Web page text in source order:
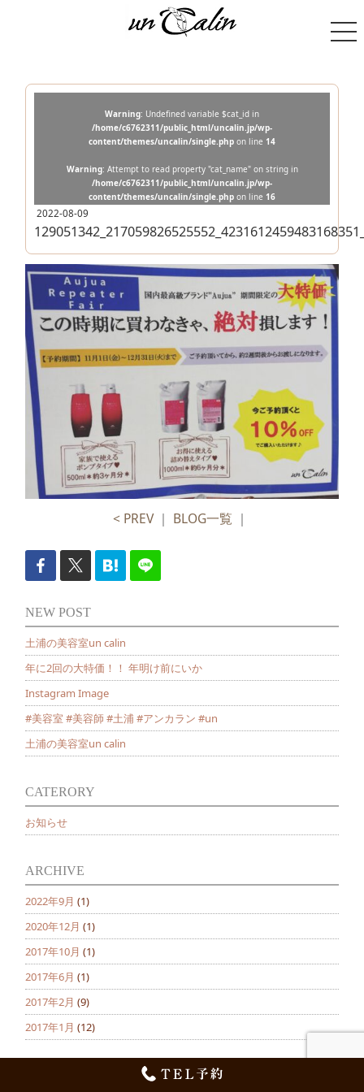
Warning: Undefined variable $cat_id in
/home/c6762311/public_html/uncalin.jp/wp-
content/themes/uncalin/single.php on line 14
Warning: Attempt to read property "cat_name" on string in
/home/c6762311/public_html/uncalin.jp/wp-
content/themes/uncalin/single.php on line 16
2022-08-09
< PREV｜ BLOG一覧 ｜
NEW POST
土浦の美容室un calin
年に2回の大特価！！ 年明け前にいか
Instagram Image
#美容室 #美容師 #土浦 #アンカラン #un
土浦の美容室un calin
CATERORY
お知らせ
ARCHIVE
2022年9月 (1)
2020年12月 (1)
2017年10月 (1)
2017年6月 (1)
2017年2月 (9)
2017年1月 (12)
Copyright © un Calin All rights reserved.